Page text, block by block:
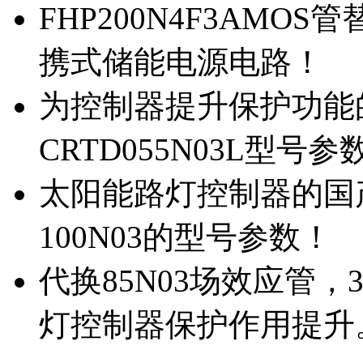
FHP200N4F3AMOS管
携式储能电源电路！
为控制器提升保护功
CRTD055N03L型号参
太阳能路灯控制器的
100N03的型号参数！
代换85N03场效应管
灯控制器保护作用提升